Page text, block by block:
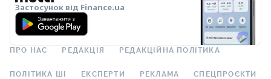
Застосунок від Finance.ua
ПРО НАС РЕДАКЦІЯ РЕДАКЦІЙНА ПОЛІТИКА
ПОЛІТИКА ШІ ЕКСПЕРТИ РЕКЛАМА СПЕЦПРОЄКТИ